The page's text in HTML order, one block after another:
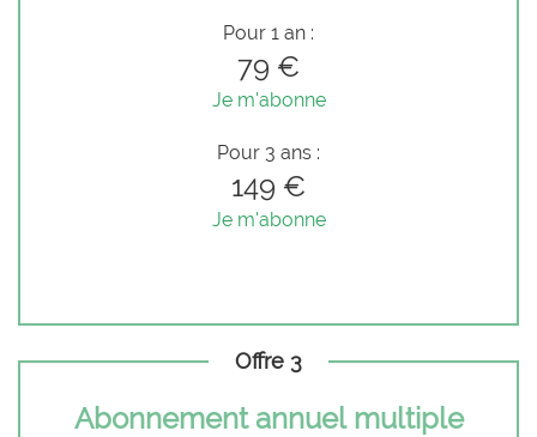
Pour 1 an :
79 €
Je m'abonne
Pour 3 ans :
149 €
Je m'abonne
Offre 3
Abonnement annuel multiple